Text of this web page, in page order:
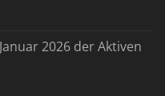
2026 der Aktiven